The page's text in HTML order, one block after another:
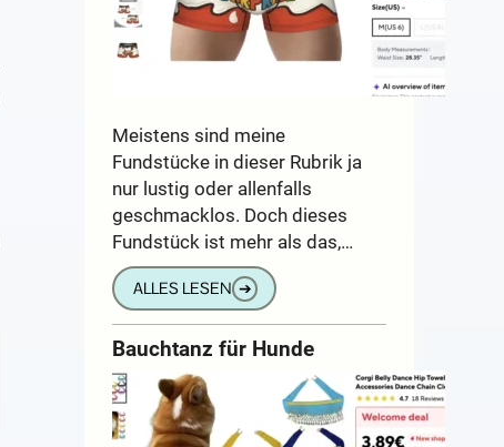
Meistens sind meine
Fundstücke in dieser Rubrik ja
nur lustig oder allenfalls
geschmacklos. Doch dieses
Fundstück ist mehr als das,…
ALLES LESEN ➔
Bauchtanz für Hunde